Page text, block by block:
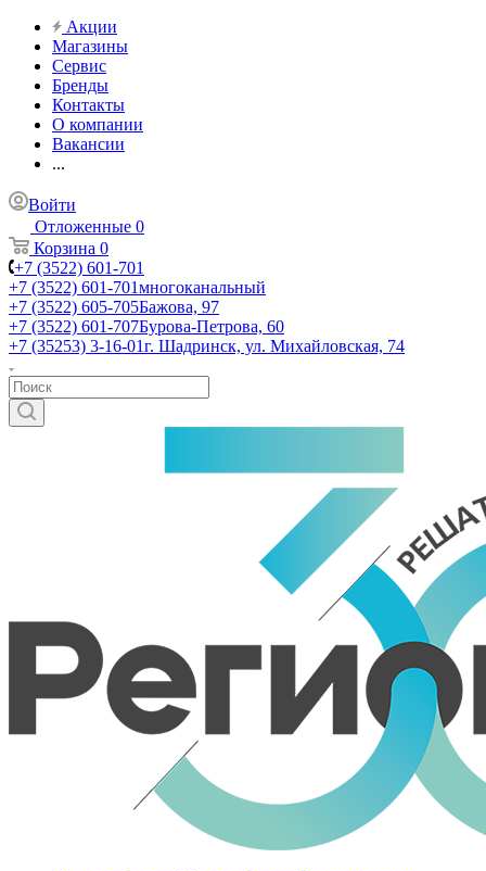
Акции
Магазины
Сервис
Бренды
Контакты
О компании
Вакансии
...
Войти
Отложенные 0
Корзина 0
+7 (3522) 601-701
+7 (3522) 601-701многоканальный
+7 (3522) 605-705Бажова, 97
+7 (3522) 601-707Бурова-Петрова, 60
+7 (35253) 3-16-01г. Шадринск, ул. Михайловская, 74